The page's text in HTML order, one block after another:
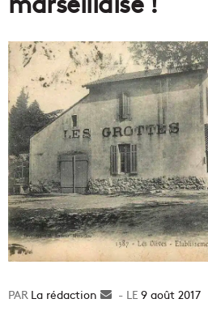
La rédaction
Envoyer9 août 2017